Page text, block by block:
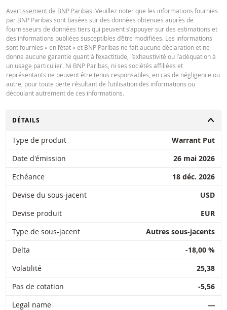
Avertissement de BNP Paribas: Veuillez noter que les informations fournies
par BNP Paribas sont basées sur des données obtenues auprès de
fournisseurs de données tiers qui peuvent s’appuyer sur des estimations et
des informations publiées susceptibles d’être modifiées. Les informations
sont fournies « en l’état » et BNP Paribas ne fait aucune déclaration et ne
donne aucune garantie quant à l’exactitude, l’exhaustivité ou l’adéquation à
un usage particulier. Ni BNP Paribas, ni ses sociétés affiliées et
représentants ne peuvent être tenus responsables, en cas de négligence ou
autre, pour toute perte résultant de l’utilisation des informations ou
découlant autrement de ces informations.
CHANGER
DÉTAILS
Type de produit
Warrant Put
Date d'émission
26 mai 2026
Echéance
18 déc. 2026
Devise du sous-jacent
USD
Devise produit
EUR
Type de sous-jacent
Autres sous-jacents
Delta
-18,00 %
Volatilité
25,38
Pas de cotation
-5,56
Legal name
―